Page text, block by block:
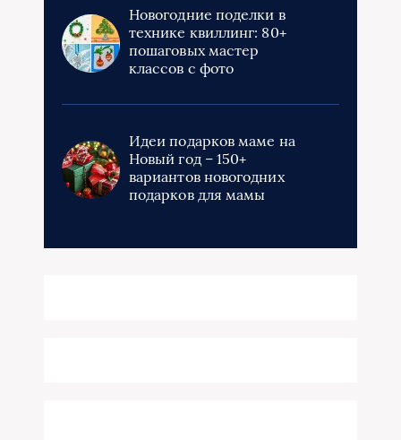
Новогодние поделки в
технике квиллинг: 80+
пошаговых мастер
классов с фото
Идеи подарков маме на
Новый год – 150+
вариантов новогодних
подарков для мамы